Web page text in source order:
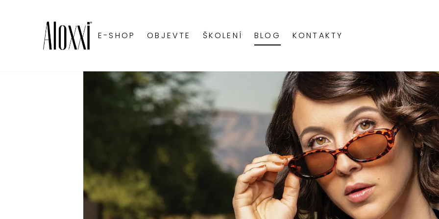
E-SHOP OBJEVTE
LUMINEXX™ GELOVOKRÉMOVÉ BARVY
ANDIAMO® EXPRESNÍ PERMANENTNÍ BARVY
CHROMA™ PERMANENTNÍ BARVA
DIMENSIONS® MELÍROVACÍ BARVY
TONES® DEMI-PERMANENTNÍ BARVA
ULTRA HOT™ INTENZIVNÍ SEMI-PERMANENTNÍ MÓDNÍ BARVY
BLONDE78® MELÍRY
OXIDAČNÍ KRÉMY
ŠKOLENÍ BLOG KONTAKTY